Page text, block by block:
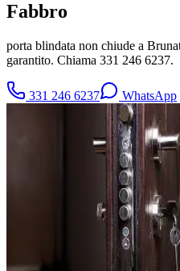
Fabbro
porta blindata non chiude a
garantito. Chiama 331 246 6237.
331 246 6237 WhatsApp